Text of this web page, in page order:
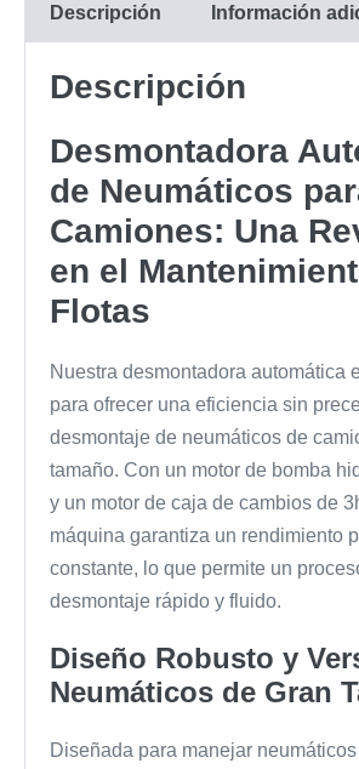
220
v
cantidad
Descripción Información
Descripción
Desmontadora
de Neumáticos
Camiones: Una
en el
Flotas
Nuestra desmontadora automática
para ofrecer una eficiencia sin
desmontaje de neumáticos de
tamaño. Con un motor de bomba
y un motor de caja de cambios de
máquina garantiza un rendimiento
constante, lo que permite un
desmontaje rápido y fluido.
Diseño Robusto y
Neumáticos de Gran
Diseñada para manejar